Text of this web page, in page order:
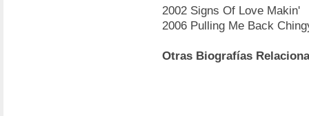
2002 Signs Of Love Makin'
2006 Pulling Me Back
Otras Biografías